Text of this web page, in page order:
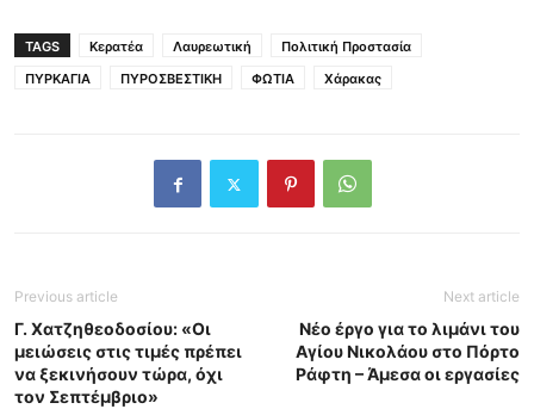
TAGS Κερατέα Λαυρεωτική
Πολιτική Προστασία
ΠΥΡΚΑΓΙΑ
ΠΥΡΟΣΒΕΣΤΙΚΗ ΦΩΤΙΑ Χάρακας
Previous article
Γ. Χατζηθεοδοσίου: «Οι
μειώσεις στις τιμές πρέπει
να ξεκινήσουν τώρα, όχι
τον Σεπτέμβριο»
Next article
Νέο έργο για το λιμάνι του
Αγίου Νικολάου στο Πόρτο
Ράφτη – Άμεσα οι εργασίες